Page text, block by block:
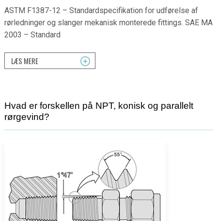
ASTM F1387-12 – Standardspecifikation for udførelse af
rørledninger og slanger mekanisk monterede fittings. SAE MA
2003 – Standard
LÆS MERE
Hvad er forskellen på NPT, konisk og parallelt
rørgevind?